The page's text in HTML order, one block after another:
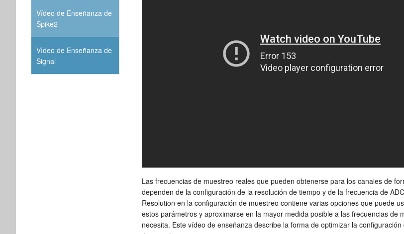
Las frecuencias de muestreo reales que pueden obtenerse para los canales de
dependen de la configuración de la resolución de tiempo y de la frecuencia de
Resolution en la configuración de muestreo contiene varias opciones que puede
estos parámetros y aproximarse en la mayor medida posible a las frecuencias de
necesita. Este vídeo de enseñanza describe la forma de optimizar la
Vídeo de Enseñanza de
Spike2
Vídeo de Enseñanza de
Signal